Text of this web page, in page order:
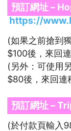
預訂網址 –
https://
(如果之前搶到
$100後，來回
(另外：可使用
$80後，來回連
預訂網址 –
(於付款頁輸入